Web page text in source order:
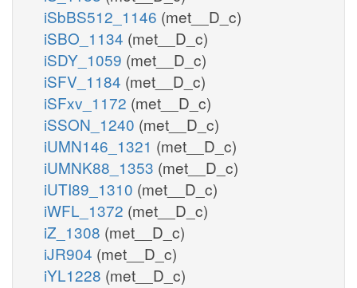
iSbBS512_1146 (met__D_c)
iSBO_1134 (met__D_c)
iSDY_1059 (met__D_c)
iSFV_1184 (met__D_c)
iSFxv_1172 (met__D_c)
iSSON_1240 (met__D_c)
iUMN146_1321 (met__D_c)
iUMNK88_1353 (met__D_c)
iUTI89_1310 (met__D_c)
iWFL_1372 (met__D_c)
iZ_1308 (met__D_c)
iJR904 (met__D_c)
iYL1228 (met__D_c)